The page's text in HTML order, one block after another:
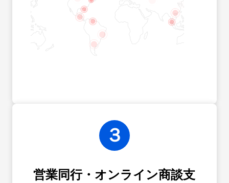
３
営業同行・オンライン商談支